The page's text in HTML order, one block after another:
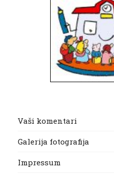
Vaši komentari
Galerija fotografija
Impressum